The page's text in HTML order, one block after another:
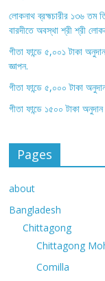
লোকনাথ ব্রহ্মচারীর ১৩৬ তম
বারদীতে অবস্থা শ্রী শ্রী
গীতা ফান্ডে ৫,০০১ টাকা
জ্ঞাপন.
গীতা ফান্ডে ৫,০০০ টাকা
গীতা ফান্ডে ১৫০০ টাকা
Pages
about
Bangladesh
Chittagong
Chittagong
Comilla